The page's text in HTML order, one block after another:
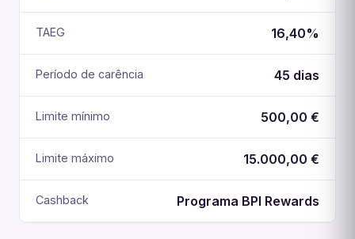
TAEG 16,40%
Período de carência 45 dias
Limite mínimo 500,00 €
Limite máximo 15.000,00 €
Cashback Programa BPI Rewards